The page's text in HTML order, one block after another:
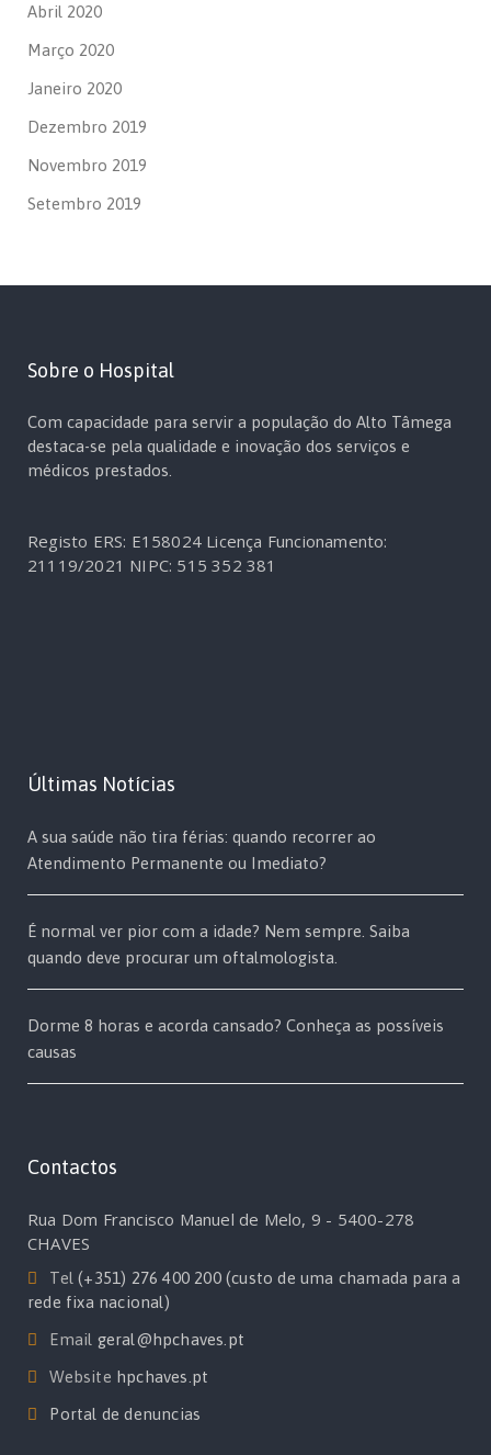
Abril 2020
Março 2020
Janeiro 2020
Dezembro 2019
Novembro 2019
Setembro 2019
Sobre o Hospital
Com capacidade para servir a população do Alto Tâmega
destaca-se pela qualidade e inovação dos serviços e
médicos prestados.
Registo ERS: E158024 Licença Funcionamento:
21119/2021 NIPC: 515 352 381
Últimas Notícias
A sua saúde não tira férias: quando recorrer ao
Atendimento Permanente ou Imediato?
É normal ver pior com a idade? Nem sempre. Saiba
quando deve procurar um oftalmologista.
Dorme 8 horas e acorda cansado? Conheça as possíveis
causas
Contactos
Rua Dom Francisco Manuel de Melo, 9 - 5400-278
CHAVES
Tel(+351) 276 400 200 (custo de uma chamada para a
rede fixa nacional)
Email geral@hpchaves.pt
Website hpchaves.pt
Portal de denuncias